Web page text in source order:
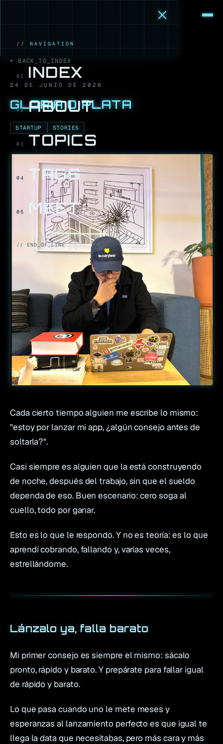
// NAVIGATION
01 INDEX
02 ABOUT
03 TOPICS
04 TAGS
05 MEET
// END_OF_LINE
← BACK_TO_INDEX
24 DE JUNIO DE 2026
GLORIA O PLATA
STARTUP STORIES
Cada cierto tiempo alguien me escribe lo mismo:
"estoy por lanzar mi app, ¿algún consejo antes de
soltarla?".
Casi siempre es alguien que la está construyendo
de noche, después del trabajo, sin que el sueldo
dependa de eso. Buen escenario: cero soga al
cuello, todo por ganar.
Esto es lo que le respondo. Y no es teoría: es lo que
aprendí cobrando, fallando y, varias veces,
estrellándome.
Lánzalo ya, falla barato
Mi primer consejo es siempre el mismo: sácalo
pronto, rápido y barato. Y prepárate para fallar igual
de rápido y barato.
Lo que pasa cuando uno le mete meses y
esperanzas al lanzamiento perfecto es que igual te
llega la data que necesitabas, pero más cara y más